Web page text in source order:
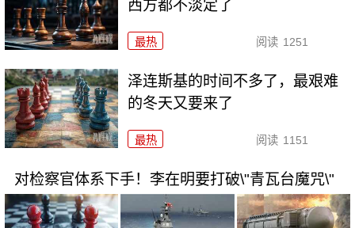
西方都不淡定了
最热 阅读 1251
泽连斯基的时间不多了，最艰难
的冬天又要来了
最热 阅读 1151
对检察官体系下手！李在明要打破\"青瓦台魔咒\"